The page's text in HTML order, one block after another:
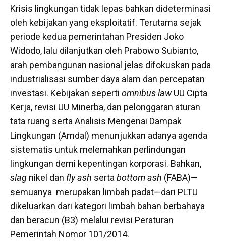
Krisis lingkungan tidak lepas bahkan dideterminasi
oleh kebijakan yang eksploitatif. Terutama sejak
periode kedua pemerintahan Presiden Joko
Widodo, lalu dilanjutkan oleh Prabowo Subianto,
arah pembangunan nasional jelas difokuskan pada
industrialisasi sumber daya alam dan percepatan
investasi. Kebijakan seperti omnibus lawUU Cipta
Kerja, revisi UU Minerba, dan pelonggaran aturan
tata ruang serta Analisis Mengenai Dampak
Lingkungan (Amdal) menunjukkan adanya agenda
sistematis untuk melemahkan perlindungan
lingkungan demi kepentingan korporasi. Bahkan,
slag nikel dan fly ash sertabottom ash (FABA)—
semuanya merupakan limbah padat—dari PLTU
dikeluarkan dari kategori limbah bahan berbahaya
dan beracun (B3) melalui revisi Peraturan
Pemerintah Nomor 101/2014.